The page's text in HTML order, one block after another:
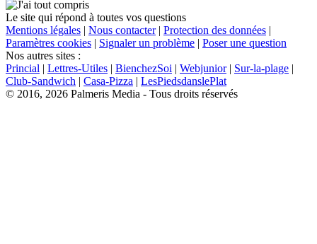
Le site qui répond à toutes vos questions
Mentions légales | Nous contacter| Protection des données |
Paramètres cookies | Signaler un problème | Poser une question
Nos autres sites :
Princial | Lettres-Utiles | BienchezSoi | Webjunior| Sur-la-plage |
Club-Sandwich | Casa-Pizza | LesPiedsdanslePlat
© 2016, 2026 Palmeris Media - Tous droits réservés